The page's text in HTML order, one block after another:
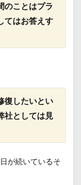
のことはプラ
てはお答えす
復したいとい
社としては見
が続いているそ